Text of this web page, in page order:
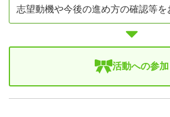
志望動機や今後の進め方の確認等を
活動への参加